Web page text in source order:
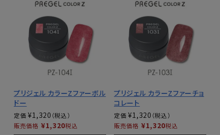
プリジェル カラーZファーボル
ドー
定価 ¥1,320
販売価格 ¥1,320税込
プリジェル カラーZファーチョ
コレート
定価 ¥1,320
販売価格 ¥1,320税込